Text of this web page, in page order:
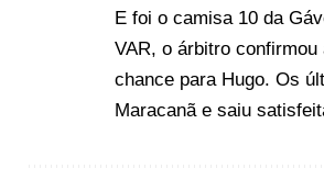
E foi o camisa 10 da
VAR, o árbitro
chance para Hugo. Os
Maracanã e saiu